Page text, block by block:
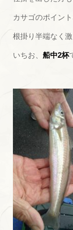
カサゴのポイン
根掛り半端なく激
いちお、船中2杯